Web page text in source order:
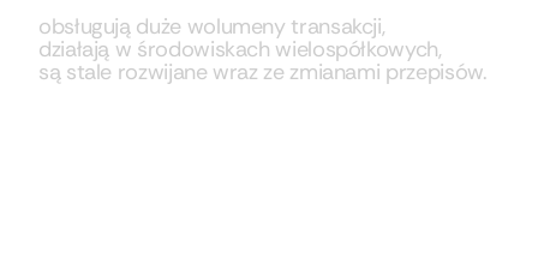
obsługują duże wolumeny transakcji,
działają w środowiskach wielospółkowych,
są stale rozwijane wraz ze zmianami przepisów.